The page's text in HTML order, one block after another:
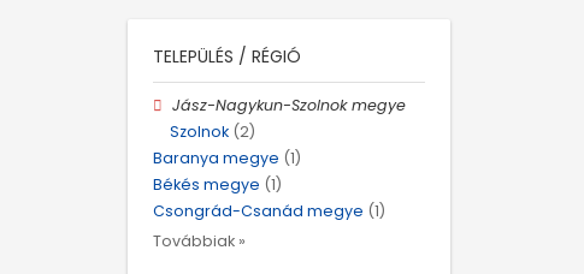
TELEPÜLÉS / RÉGIÓ
Jász-Nagykun-Szolnok megye
Szolnok (2)
Baranya megye (1)
Békés megye (1)
Csongrád-Csanád megye (1)
Továbbiak »